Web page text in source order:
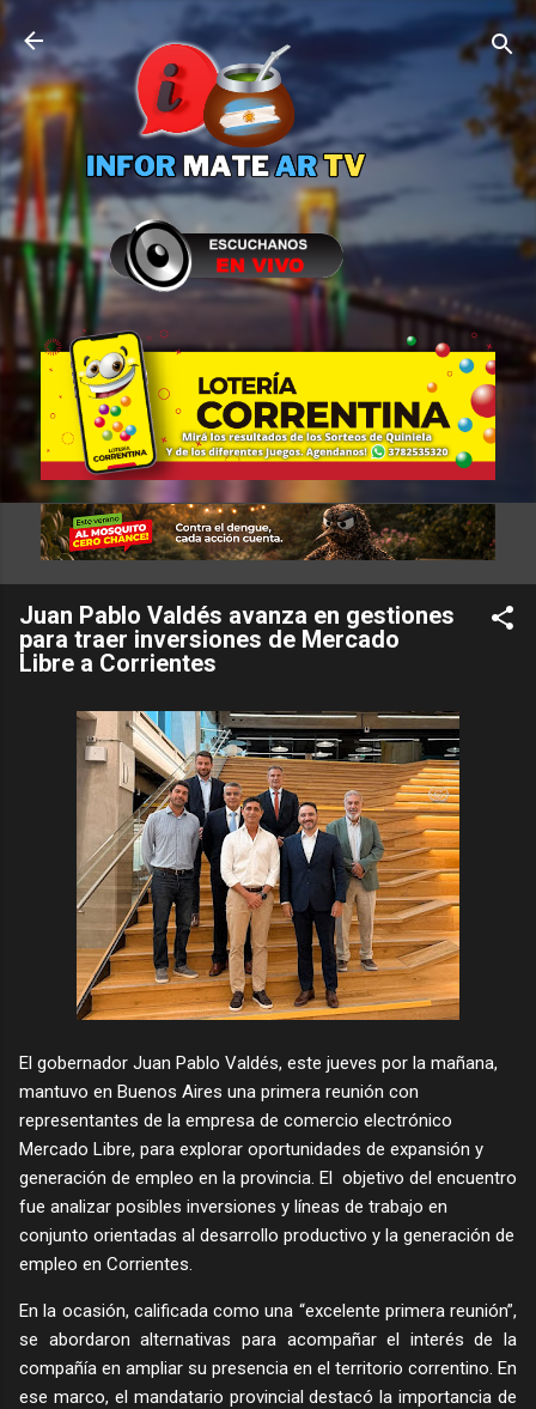
Ir al contenido principal
Juan Pablo Valdés avanza en gestiones
para traer inversiones de Mercado
Libre a Corrientes
El gobernador Juan Pablo Valdés, este jueves por la mañana,
mantuvo en Buenos Aires una primera reunión con
representantes de la empresa de comercio electrónico
Mercado Libre, para explorar oportunidades de expansión y
generación de empleo en la provincia. El objetivo del encuentro
fue analizar posibles inversiones y líneas de trabajo en
conjunto orientadas al desarrollo productivo y la generación de
empleo en Corrientes.
En la ocasión, calificada como una “excelente primera reunión”,
se abordaron alternativas para acompañar el interés de la
compañía en ampliar su presencia en el territorio correntino. En
ese marco, el mandatario provincial destacó la importancia de